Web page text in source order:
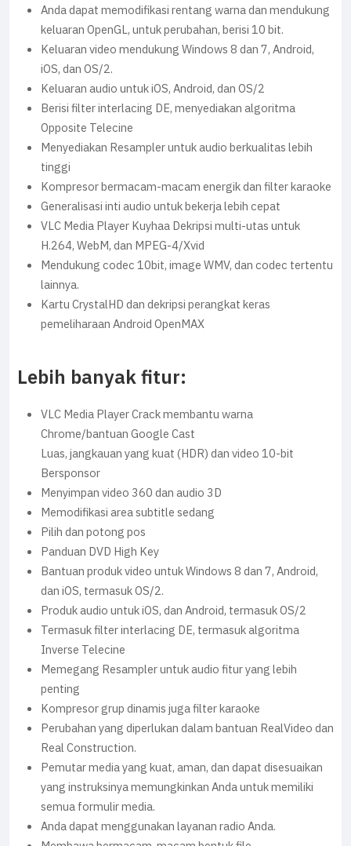
Anda dapat memodifikasi rentang warna dan mendukung
keluaran OpenGL, untuk perubahan, berisi 10 bit.
Keluaran video mendukung Windows 8 dan 7, Android,
iOS, dan OS/2.
Keluaran audio untuk iOS, Android, dan OS/2
Berisi filter interlacing DE, menyediakan algoritma
Opposite Telecine
Menyediakan Resampler untuk audio berkualitas lebih
tinggi
Kompresor bermacam-macam energik dan filter karaoke
Generalisasi inti audio untuk bekerja lebih cepat
VLC Media Player Kuyhaa Dekripsi multi-utas untuk
H.264, WebM, dan MPEG-4/Xvid
Mendukung codec 10bit, image WMV, dan codec tertentu
lainnya.
Kartu CrystalHD dan dekripsi perangkat keras
pemeliharaan Android OpenMAX
Lebih banyak fitur:
VLC Media Player Crack membantu warna
Chrome/bantuan Google Cast
Luas, jangkauan yang kuat (HDR) dan video 10-bit
Bersponsor
Menyimpan video 360 dan audio 3D
Memodifikasi area subtitle sedang
Pilih dan potong pos
Panduan DVD High Key
Bantuan produk video untuk Windows 8 dan 7, Android,
dan iOS, termasuk OS/2.
Produk audio untuk iOS, dan Android, termasuk OS/2
Termasuk filter interlacing DE, termasuk algoritma
Inverse Telecine
Memegang Resampler untuk audio fitur yang lebih
penting
Kompresor grup dinamis juga filter karaoke
Perubahan yang diperlukan dalam bantuan RealVideo dan
Real Construction.
Pemutar media yang kuat, aman, dan dapat disesuaikan
yang instruksinya memungkinkan Anda untuk memiliki
semua formulir media.
Anda dapat menggunakan layanan radio Anda.